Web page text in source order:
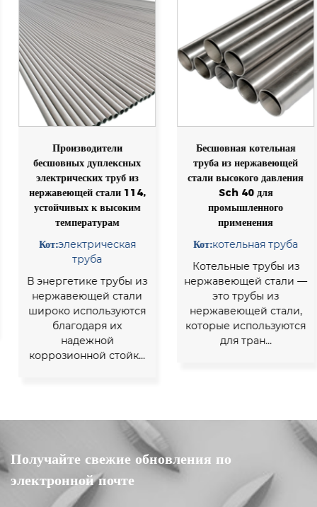
Производители
бесшовных дуплексных
электрических труб из
нержавеющей стали 114,
устойчивых к высоким
температурам
Кот:электрическая
труба
В энергетике трубы из
нержавеющей стали
широко используются
благодаря их
надежной
коррозионной стойк...
Бесшовная котельная
труба из нержавеющей
стали высокого давления
Sch 40 для
промышленного
применения
Кот:котельная труба
Котельные трубы из
нержавеющей стали —
это трубы из
нержавеющей стали,
которые используются
для тран...
Получайте свежие обновления по
электронной почте